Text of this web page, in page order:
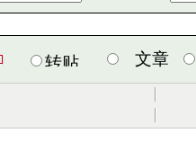
文章